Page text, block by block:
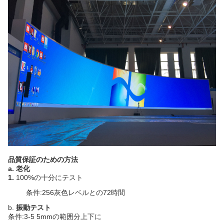
品質保証のための方法
a. 老化
1. 100%の十分にテスト
条件:256灰色レベルとの72時間
b. 振動テスト
条件:3-5 5mmの範囲分上下に